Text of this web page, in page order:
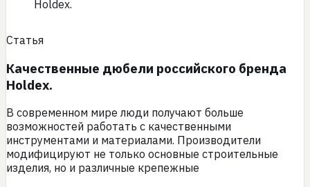
Holdex.
Статья
Качественные дюбели российского бренда
Holdex.
В современном мире люди получают больше
возможностей работать с качественными
инструментами и материалами. Производители
модифицируют не только основные строительные
изделия, но и различные крепежные